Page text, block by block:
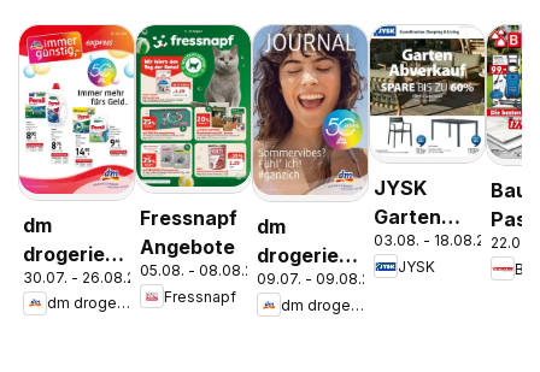
dm
drogerie
markt
Journal
30.07. - 26.08.2026
dm drogerie markt
Fressnapf
Angebote
05.08. - 08.08.2026
Fressnapf
dm
drogerie
markt
Journal
09.07. - 09.08.2026
dm drogerie markt
JYSK
Garten
Abverkauf
Spare Bis
03.08. - 18.08.2026
JYSK
22.07.